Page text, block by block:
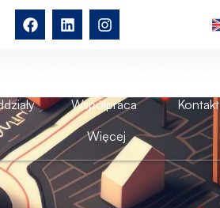
Współpraca
Kontakt
Więcej